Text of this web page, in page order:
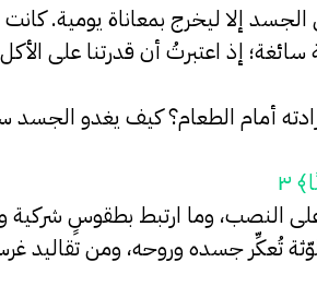
إلا ليخرج بمعاناة يومية.
إذ اعتبرتُ أن قدرتنا على
أمام الطعام؟ كيف يغدو
٣
النصب، وما ارتبط بطقوسٍ شركية
تُعكِّر جسده وروحه، ومن تقاليد